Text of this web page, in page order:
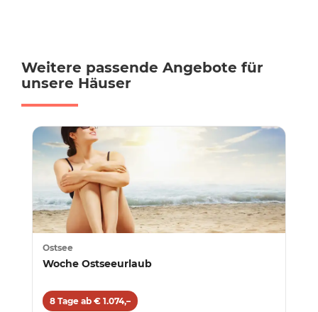
Weitere passende Angebote für
unsere Häuser
Ostsee
Woche Ostseeurlaub
8 Tage ab € 1.074,–